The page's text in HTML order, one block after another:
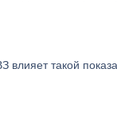
влияет такой